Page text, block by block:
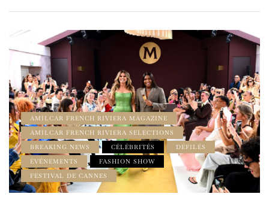
À LA UNE
AMILCAR CHRONOS MAGAZINE
AMILCAR MAGAZINE
AMILCAR MAGAZINE GROUP
AMILCAR WATCHES MAGAZINE
CINEMA
ÉVÉNEMENTS
HAMILTON
HOMME
HORLOGERIE & MONTRES LUXE
INSPIRATION
LIFESTYLE
LUXURY WATCHES
MADE IN USA
MONTRES
MOVIES NEWS WATCH NEWS